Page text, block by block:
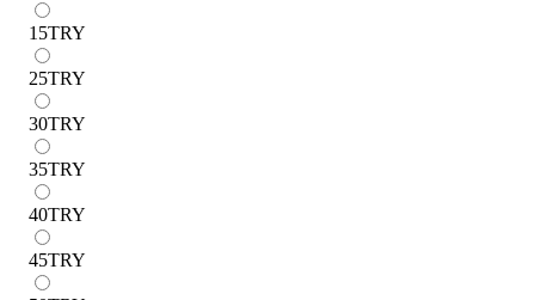
15TRY
25TRY
30TRY
35TRY
40TRY
45TRY